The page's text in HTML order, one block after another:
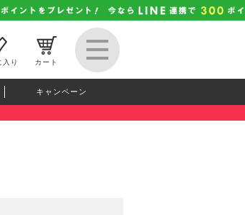
入り カート
キャンペーン